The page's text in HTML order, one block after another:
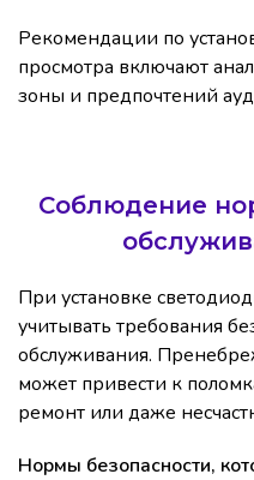
Рекомендации по
просмотра включают
зоны и предпочтений
Соблюдение
При установке
учитывать требования
обслуживания.
может привести к
ремонт или даже
Нормы безопасности,